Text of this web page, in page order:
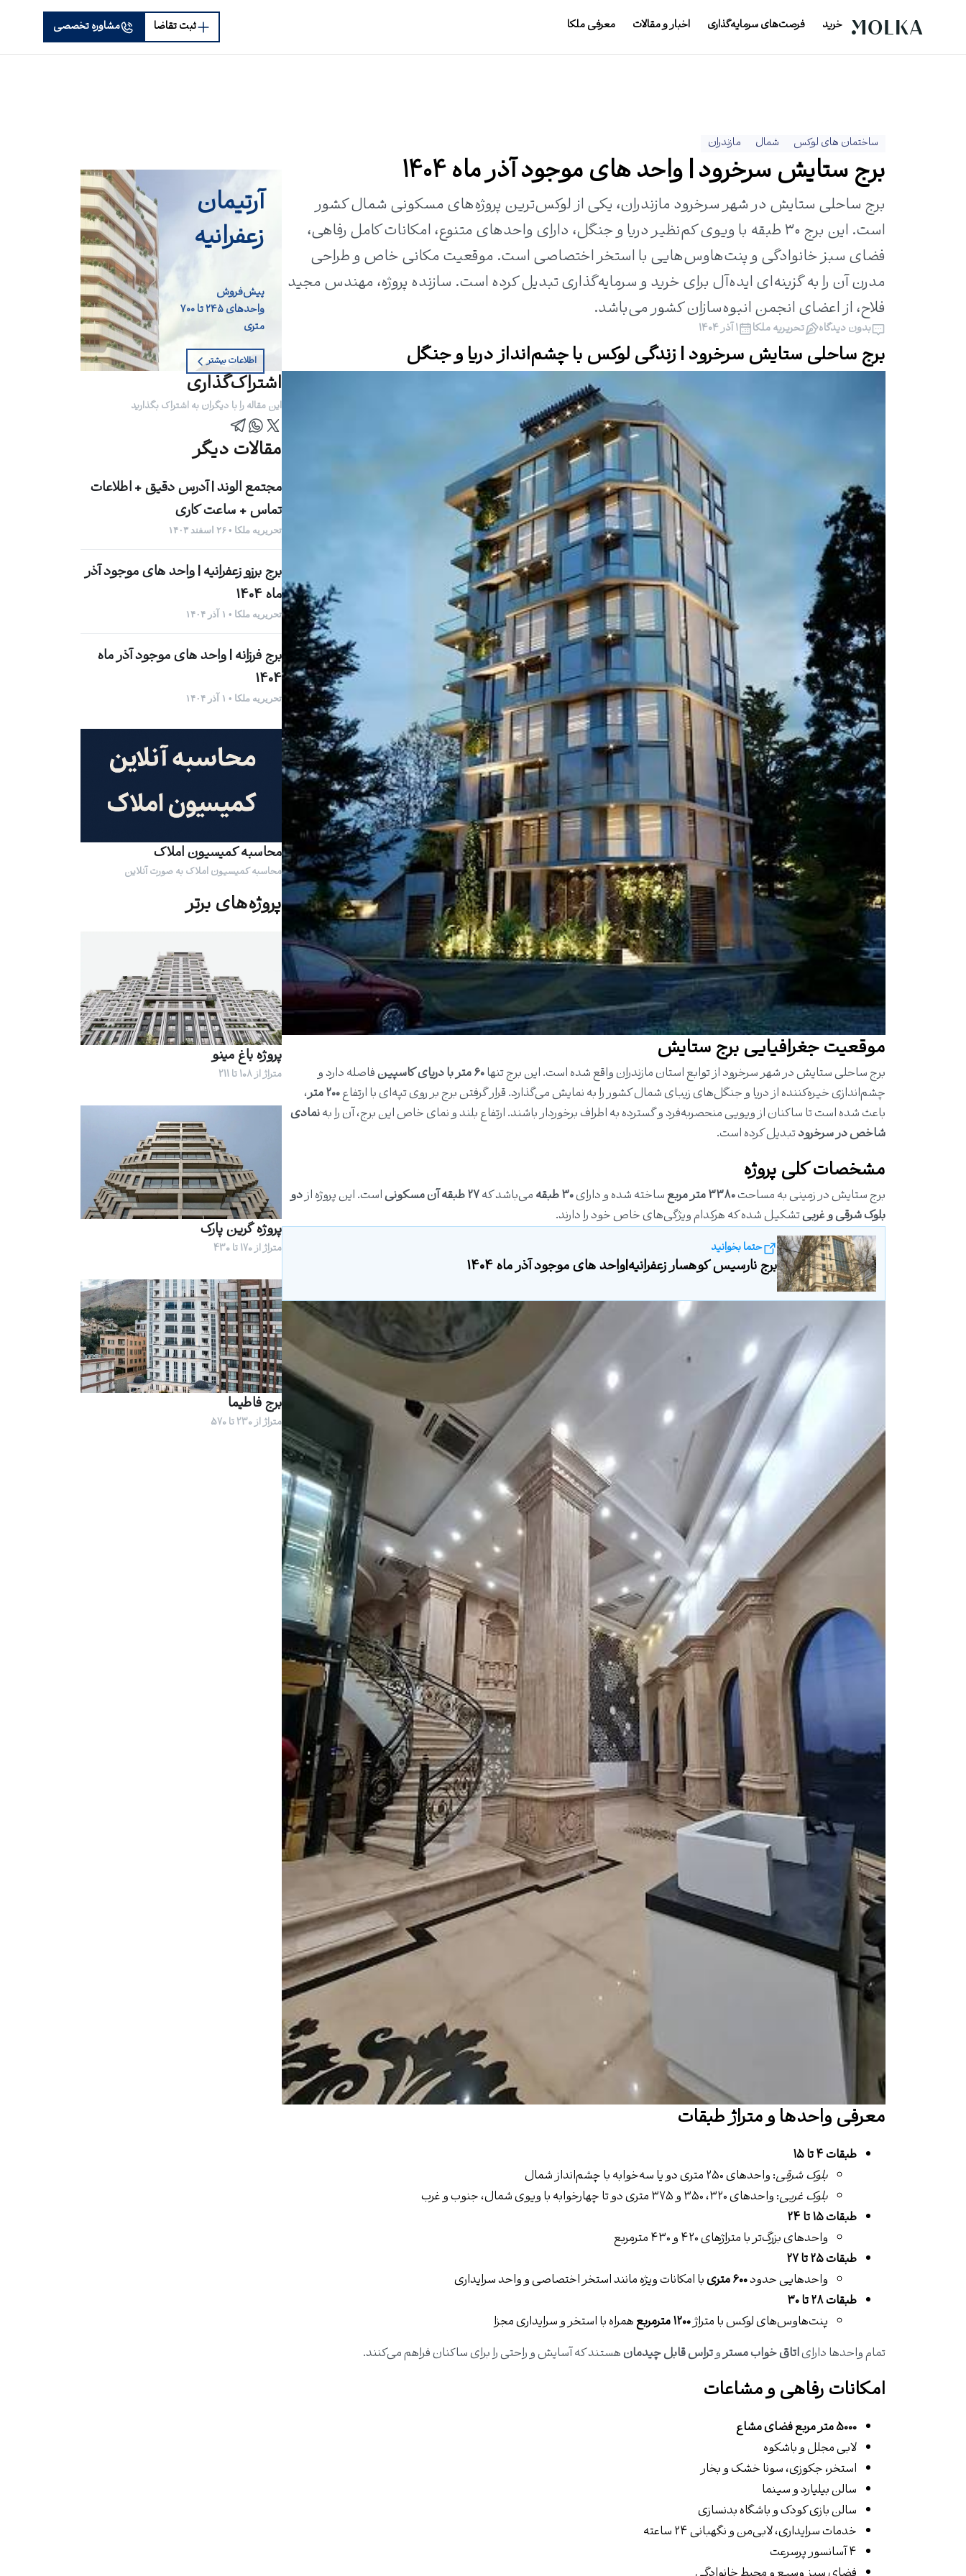
خرید فرصت‌های سرمایه‌گذاری اخبار و مقالات معرفی ملکا ثبت تقاضا مشاوره تخصصی
ساختمان های لوکس شمال مازندران
برج ستایش سرخرود | واحد های موجود آذر ماه 1404
برج ساحلی ستایش در شهر سرخرود مازندران، یکی از لوکس‌ترین پروژه‌های مسکونی شمال کشور
است. این برج ۳۰ طبقه با ویوی کم‌نظیر دریا و جنگل، دارای واحدهای متنوع، امکانات کامل رفاهی،
فضای سبز خانوادگی و پنت‌هاوس‌هایی با استخر اختصاصی است. موقعیت مکانی خاص و طراحی
مدرن آن را به گزینه‌ای ایده‌آل برای خرید و سرمایه‌گذاری تبدیل کرده است. سازنده پروژه، مهندس مجید
فلاح، از اعضای انجمن انبوه‌سازان کشور می‌باشد.
بدون دیدگاه تحریریه ملکا ۱ آذر ۱۴۰۴
برج ساحلی ستایش سرخرود | زندگی لوکس با چشم‌انداز دریا و جنگل
موقعیت جغرافیایی برج ستایش
برج ساحلی ستایش در شهر سرخرود از توابع استان مازندران واقع شده است. این برج تنها۶۰ متر با دریای کاسپین
فاصله دارد و
چشم‌اندازی خیره‌کننده از دریا و جنگل‌های زیبای شمال کشور را به نمایش می‌گذارد. قرار گرفتن برج بر روی تپه‌ای با ارتفاع۲۰۰ متر
،
باعث شده است تا ساکنان از ویویی منحصربه‌فرد و گسترده به اطراف برخوردار باشند. ارتفاع بلند و نمای خاص این برج، آن را بهنمادی
شاخص درسرخرودتبدیل کرده است.
مشخصات کلی پروژه
برج ستایش در زمینی به مساحت۳۳۸۰ متر مربع ساخته شده و دارای۳۰ طبقه می‌باشد که۲۷ طبقه آن مسکونی است. این پروژه ازدو
بلوک شرقی و غربیتشکیل شده که هرکدام ویژگی‌های خاص خود را دارند.
حتما بخوانید
برج نارسیس کوهسار زعفرانیه|واحد های موجود آذر ماه 1404
معرفی واحدها و متراژ طبقات
طبقات ۴ تا ۱۵
بلوک شرقی: واحدهای ۲۵۰ متری دو یا سه‌خوابه با چشم‌انداز شمال
بلوک غربی: واحدهای ۳۲۰، ۳۵۰ و ۳۷۵ متری دو تا چهارخوابه با ویوی شمال، جنوب و غرب
طبقات ۱۵ تا ۲۴
واحدهای بزرگ‌تر با متراژهای ۴۲۰ و ۴۳۰ مترمربع
طبقات ۲۵ تا ۲۷
واحدهایی حدود۶۰۰ متری
با امکانات ویژه مانند استخر اختصاصی و واحد سرایداری
طبقات ۲۸ تا ۳۰
پنت‌هاوس‌های لوکس با متراژ۱۲۰۰ مترمربع
همراه با استخر و سرایداری مجزا
تمام واحدها دارایاتاق‌ خواب مستروتراس قابل چیدمانهستند که آسایش و راحتی را برای ساکنان فراهم می‌کنند.
امکانات رفاهی و مشاعات
۵۰۰۰ متر مربع فضای مشاع
لابی مجلل و باشکوه
استخر، جکوزی، سونا خشک و بخار
سالن بیلیارد و سینما
سالن بازی کودک و باشگاه بدنسازی
خدمات سرایداری، لابی‌من و نگهبانی ۲۴ ساعته
۴ آسانسور پرسرعت
آرتیمان
زعفرانیه
پیش‌فروش
واحد‌های ۲۴۵ تا ۷۰۰
متری
اطلاعات بیشتر
اشتراک‌گذاری
این مقاله را با دیگران به اشتراک بگذارید
مقالات دیگر
مجتمع الوند | آدرس دقیق + اطلاعات
تماس + ساعت کاری
تحریریه ملکا • ۲۶ اسفند ۱۴۰۳
برج برزو زعفرانیه | واحد های موجود آذر
ماه 1404
تحریریه ملکا • ۱ آذر ۱۴۰۴
برج فرزانه | واحد های موجود آذر ماه
1404
تحریریه ملکا • ۱ آذر ۱۴۰۴
محاسبه کمیسیون املاک
محاسبه کمیسیون املاک به صورت آنلاین
پروژه‌های برتر
پروژه باغ مینو
متراژ از 108 تا 211
پروژه گرین پارک
متراژ از 170 تا 430
برج فاطیما
متراژ از 230 تا 570